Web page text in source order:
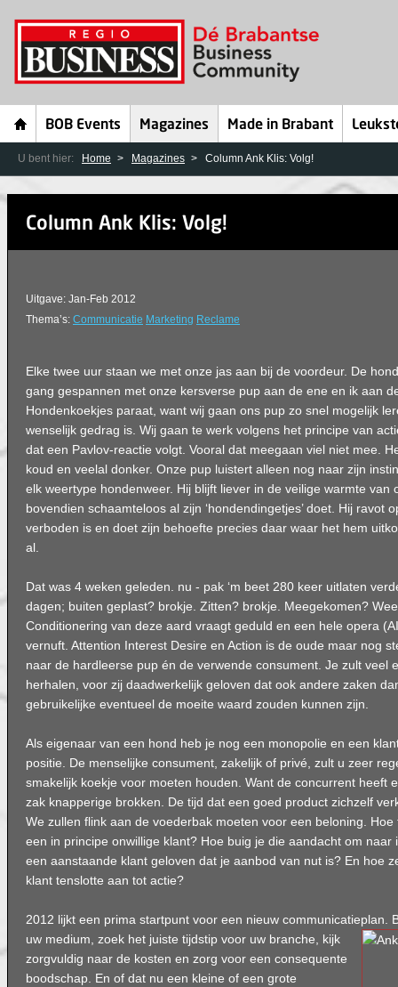
BOB Events Magazines Made in Brabant
U bent hier: Home Magazines Column Ank Klis: Volg!
Column Ank Klis: Volg!
Uitgave: Jan-Feb 2012
Thema’s: Communicatie Marketing Reclame
Elke twee uur staan we met onze jas aan bij de voordeur. De
gang gespannen met onze kersverse pup aan de ene en ik aan
Hondenkoekjes paraat, want wij gaan ons pup zo snel mogelijk
wenselijk gedrag is. Wij gaan te werk volgens het principe van
dat een Pavlov-reactie volgt. Vooral dat meegaan viel niet mee.
koud en veelal donker. Onze pup luistert alleen nog naar zijn
elk weertype hondenweer. Hij blijft liever in de veilige warmte van
bovendien schaamteloos al zijn ‘hondendingetjes’ doet. Hij ravot
verboden is en doet zijn behoefte precies daar waar het hem
al.
Dat was 4 weken geleden. nu - pak ‘m beet 280 keer uitlaten
dagen; buiten geplast? brokje. Zitten? brokje. Meegekomen?
Conditionering van deze aard vraagt geduld en een hele opera
vernuft. Attention Interest Desire en Action is de oude maar nog
naar de hardleerse pup én de verwende consument. Je zult veel
herhalen, voor zij daadwerkelijk geloven dat ook andere zaken
gebruikelijke eventueel de moeite waard zouden kunnen zijn.
Als eigenaar van een hond heb je nog een monopolie en een
positie. De menselijke consument, zakelijk of privé, zult u zeer
smakelijk koekje voor moeten houden. Want de concurrent heeft
zak knapperige brokken. De tijd dat een goed product zichzelf
We zullen flink aan de voederbak moeten voor een beloning.
een in principe onwillige klant? Hoe buig je die aandacht om naar
een aanstaande klant geloven dat je aanbod van nut is? En hoe
klant tenslotte aan tot actie?
2012 lijkt een prima startpunt voor een nieuw communicatieplan.
uw medium, zoek het juiste tijdstip voor uw branche, kijk
zorgvuldig naar de kosten en zorg voor een consequente
boodschap. En of dat nu een kleine of een grote